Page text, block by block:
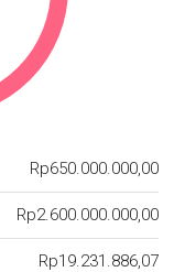
Rp650.000.000,00
Rp2.600.000.000,00
Rp19.231.886,07